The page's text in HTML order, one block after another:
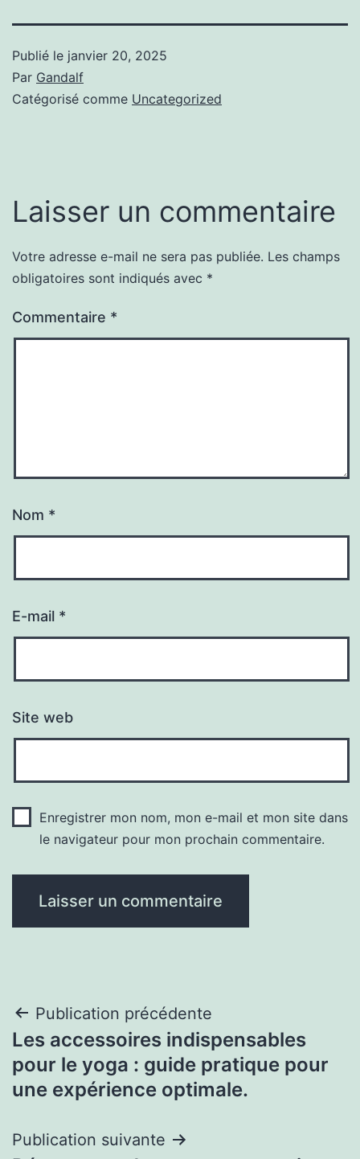
Publié le janvier 20, 2025
Par Gandalf
Catégorisé comme Uncategorized
Laisser un commentaire
Votre adresse e-mail ne sera pas publiée. Les champs
obligatoires sont indiqués avec *
Commentaire *
Nom *
E-mail *
Site web
Enregistrer mon nom, mon e-mail et mon site dans
le navigateur pour mon prochain commentaire.
Navigation
de
l’article
Publication précédente
Les accessoires indispensables
pour le yoga : guide pratique pour
une expérience optimale.
Publication suivante